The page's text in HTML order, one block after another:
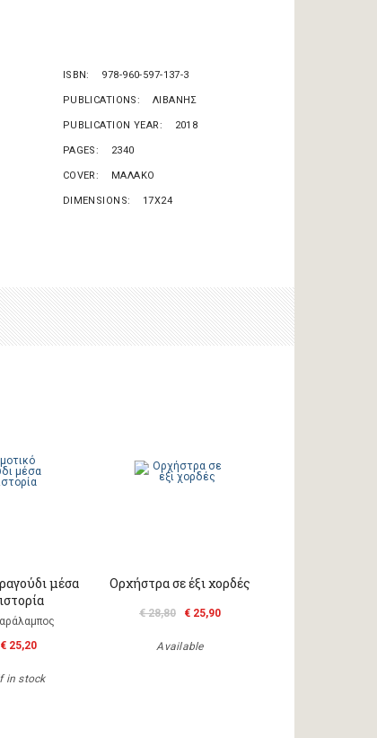
ISBN 978-960-597-137-3
PUBLICATIONS ΛΙΒΑΝΗΣ
PUBLICATION YEAR 2018
PAGES 2340
COVER ΜΑΛΑΚΟ
DIMENSIONS 17X24
μέσα
€ 25,20
in stock
Ορχήστρα σε έξι χορδές
€ 28,80 € 25,90
Available